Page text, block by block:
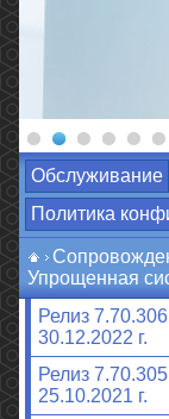
Обслуживание
Политика
Упрощенная
Релиз
30.12.2022 г.
Релиз
25.10.2021 г.